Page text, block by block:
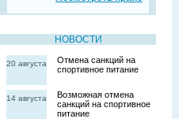
НОВОСТИ
20 августа
Отмена санкций на
спортивное питание
14 августа
Возможная отмена
санкций на спортивное
питание